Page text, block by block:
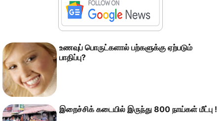
உணவுப் பொருட்களால் பற்களுக்கு ஏற்படும்
பாதிப்பு?
இறைச்சிக் கடையில் இருந்து 800 நாய்கள் மீட்பு !